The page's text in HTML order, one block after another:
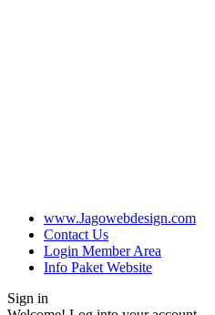
www.Jagowebdesign.com
Contact Us
Login Member Area
Info Paket Website
Sign in